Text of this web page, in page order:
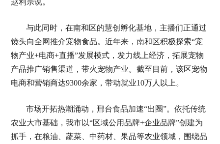
赵利宗说。
与此同时，在南和区的慧创孵化基地，主播们正通过
镜头向全网推介宠物食品。近年来，南和区积极探索“宠
物产业+电商+直播”发展模式，发力线上经济，拓展宠物
产品推广销售渠道，带火宠物产业。截至目前，该区宠物
电商和营销商达9300余家，带动就业10万人以上。
市场开拓热潮涌动，邢台食品加速“出圈”。依托传统
农业大市基础，我市以“区域公用品牌+企业品牌”创建为
抓手，在粮油、蔬菜、中药材、果品等农业领域，围绕品